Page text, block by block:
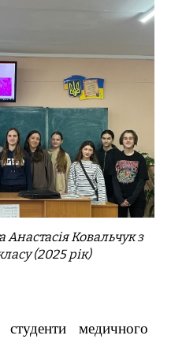
Анастасія Ковальчукз
су(2025 рік)
студенти медичного